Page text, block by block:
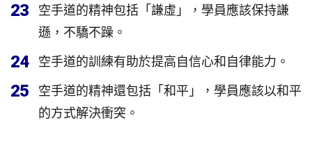
23
空手道的精神包括「謙虛」，學員應該保持謙
遜，不驕不躁。
24 空手道的訓練有助於提高自信心和自律能力。
25
空手道的精神還包括「和平」，學員應該以和平
的方式解決衝突。